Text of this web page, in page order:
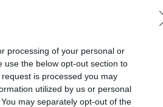
processing of your personal or
use the below opt-out section to
is processed you may
utilized by us or personal
may separately opt-out of the